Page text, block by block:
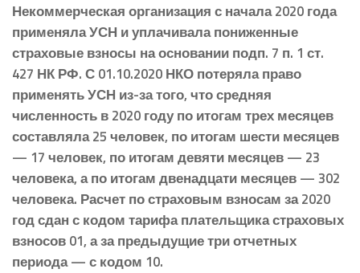
Некоммерческая организация с начала 2020 года
применяла УСН и уплачивала пониженные
страховые взносы на основании подп. 7 п. 1 ст.
427 НК РФ. С 01.10.2020 НКО потеряла право
применять УСН из-за того, что средняя
численность в 2020 году по итогам трех месяцев
составляла 25 человек, по итогам шести месяцев
— 17 человек, по итогам девяти месяцев — 23
человека, а по итогам двенадцати месяцев — 302
человека. Расчет по страховым взносам за 2020
год сдан с кодом тарифа плательщика страховых
взносов 01, а за предыдущие три отчетных
периода — с кодом 10.